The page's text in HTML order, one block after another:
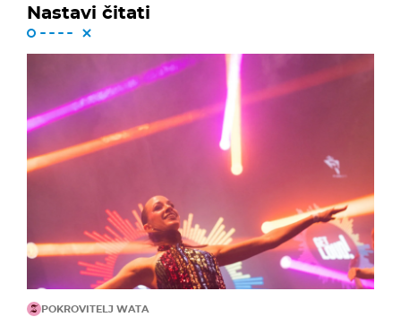
Nastavi čitati
POKROVITELJ WATA